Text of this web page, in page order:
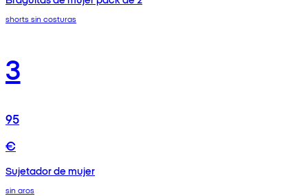
shorts sin costuras
3
95
€
Sujetador de mujer
sin aros